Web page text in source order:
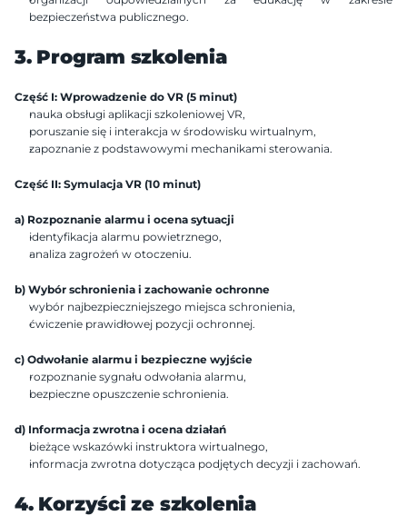
bezpieczeństwa publicznego.
3. Program szkolenia
Część I: Wprowadzenie do VR (5 minut)
nauka obsługi aplikacji szkoleniowej VR,
poruszanie się i interakcja w środowisku wirtualnym,
zapoznanie z podstawowymi mechanikami sterowania.
Część II: Symulacja VR (10 minut)
a) Rozpoznanie alarmu i ocena sytuacji
identyfikacja alarmu powietrznego,
analiza zagrożeń w otoczeniu.
b) Wybór schronienia i zachowanie ochronne
wybór najbezpieczniejszego miejsca schronienia,
ćwiczenie prawidłowej pozycji ochronnej.
c) Odwołanie alarmu i bezpieczne wyjście
rozpoznanie sygnału odwołania alarmu,
bezpieczne opuszczenie schronienia.
d) Informacja zwrotna i ocena działań
bieżące wskazówki instruktora wirtualnego,
informacja zwrotna dotycząca podjętych decyzji i zachowań.
4. Korzyści ze szkolenia